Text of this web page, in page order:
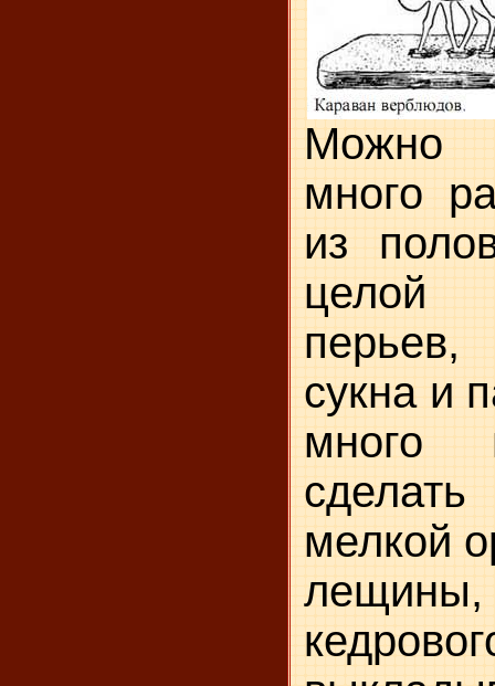
Можно
много
из
целой
сукна и
много
мелкой